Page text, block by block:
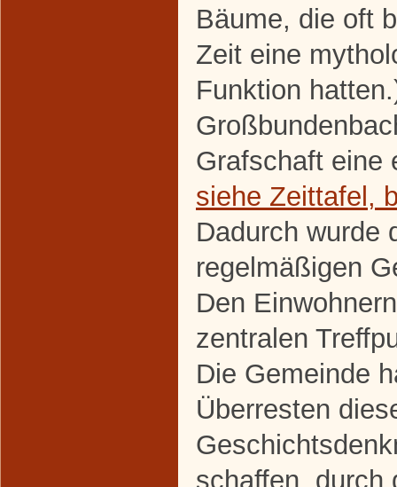
Bäume, die oft
Zeit eine
Funktion
Grafschaft eine
siehe Zeittafel,
Dadurch wurde
regelmäßigen
Den
zentralen
Die Gemeinde
Überresten
schaffen, durch